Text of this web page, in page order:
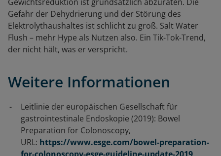
Gefahr der Dehydrierung und der Störung des
Elektrolythaushaltes ist schlicht zu groß. Salt Water
Flush – mehr Hype als Nutzen also. Ein Tik-Tok-Trend,
der nicht hält, was er verspricht.
Weitere Informationen
Leitlinie der europäischen Gesellschaft für
gastrointestinale Endoskopie (2019): Bowel
Preparation for Colonoscopy,
URL: https://www.esge.com/bowel-preparation-